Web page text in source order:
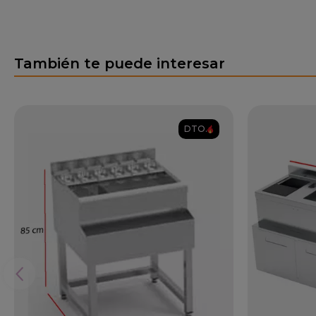
También te puede interesar
DTO.